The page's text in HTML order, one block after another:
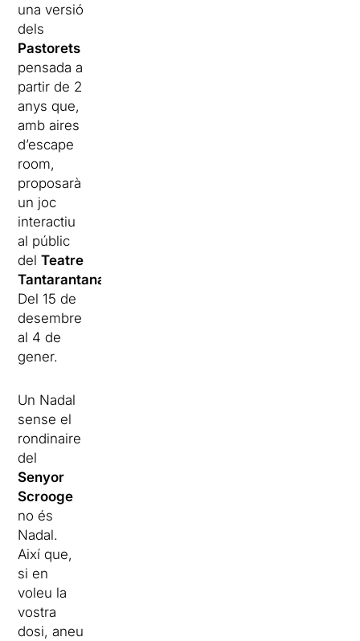
una versió
dels
Pastorets
pensada a
partir de 2
anys que,
amb aires
d’escape
room,
proposarà
un joc
interactiu
al públic
delTeatre
Tantarantana
Del 15 de
desembre
al 4 de
gener.
Un Nadal
sense el
rondinaire
del
Senyor
Scrooge
no és
Nadal.
Així que,
si en
voleu la
vostra
dosi, aneu